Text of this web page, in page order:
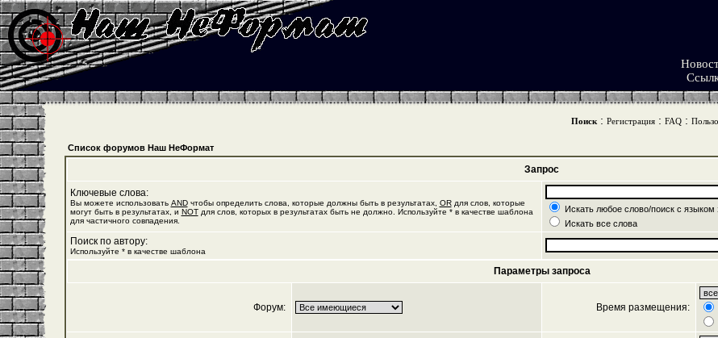
Поиск: Регистрация: FAQ:
Список форумов Наш НеФормат
Запрос
Ключевые слова:
Вы можете использовать ANDчтобы определить слова, которые должны быть в результатах, ORдля слов, которые
могут быть в результатах, и NOTдля слов, которых в результатах быть не должно. Используйте * в качестве шаблона
для частичного совпадения.
Искать любое слово/поиск с языком
Искать все слова
Поиск по автору:
Используйте * в качестве шаблона
Параметры запроса
Форум: Время размещения: